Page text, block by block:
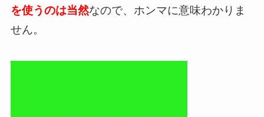
を使うのは当然なので、ホンマに意味わかりま
せん。